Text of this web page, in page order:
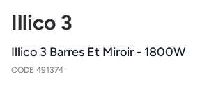
Illico 3
Illico 3 Barres Et Miroir - 1800W
CODE 491374